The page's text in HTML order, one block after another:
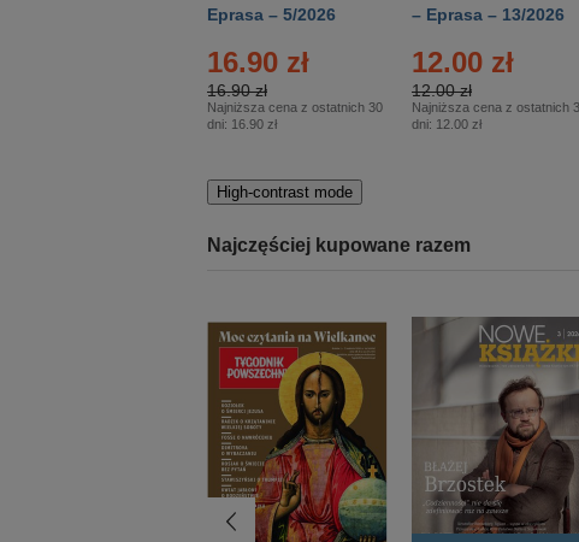
Eprasa – 5/2026
16.90 zł
16.90 zł
Najniższa cena z ostatnich 30
dni: 16.90 zł
– Eprasa – 13/2026
12.00 zł
12.00 zł
Najniższa cena z ostatnich
dni: 12.00 zł
High-contrast mode
Najczęściej kupowane razem